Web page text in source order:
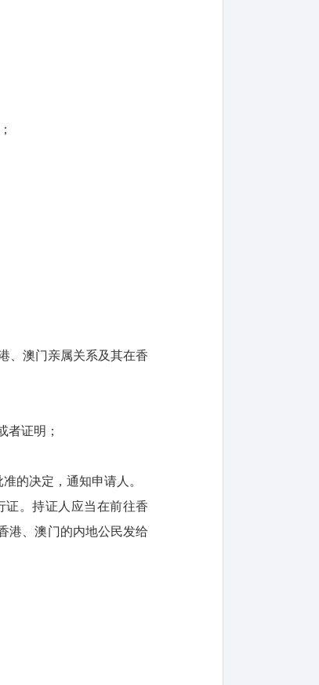
、澳门亲属关系及其在香
者证明；
的决定，通知申请人。
证。持证人应当在前往香
港、澳门的内地公民发给